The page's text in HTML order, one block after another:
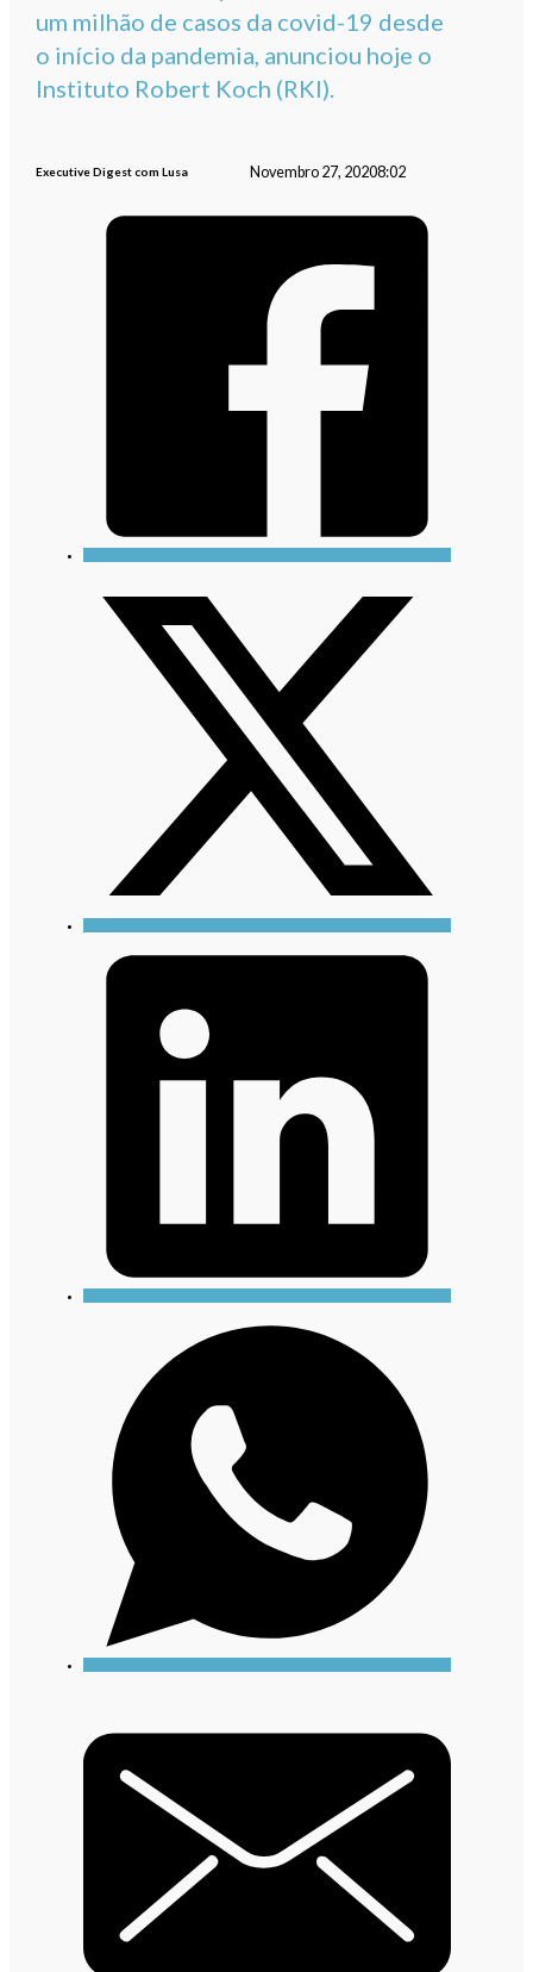
um milhão de casos da covid-19 desde
o início da pandemia, anunciou hoje o
Instituto Robert Koch (RKI).
Executive Digest com Lusa Novembro 27, 20208:02